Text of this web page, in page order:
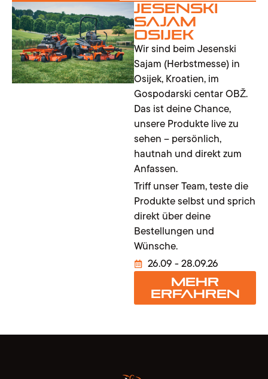
Jesenski
Sajam
Osijek
Wir sind beim Jesenski
Sajam (Herbstmesse) in
Osijek, Kroatien, im
Gospodarski centar OBŽ.
Das ist deine Chance,
unsere Produkte live zu
sehen – persönlich,
hautnah und direkt zum
Anfassen.
Triff unser Team, teste die
Produkte selbst und sprich
direkt über deine
Bestellungen und
Wünsche.
26.09 - 28.09.26
Mehr
erfahren